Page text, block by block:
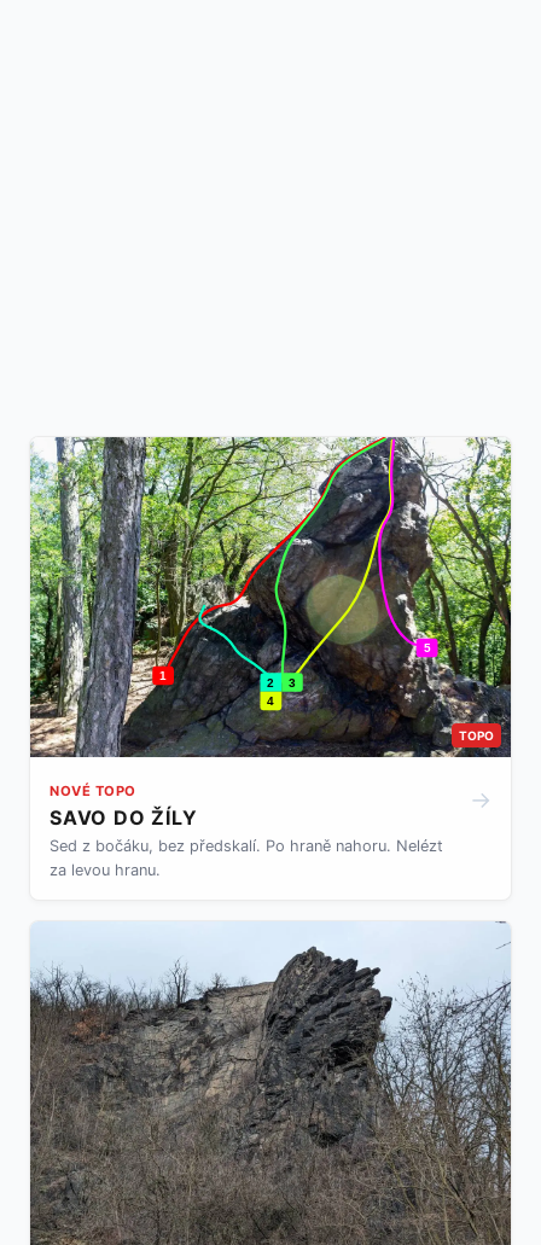
1
2 3
4
5
TOPO
NOVÉ TOPO
SAVO DO ŽÍLY
Sed z bočáku, bez předskalí. Po hraně nahoru. Nelézt
za levou hranu.
→